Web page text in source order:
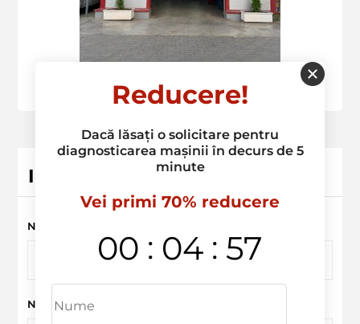
Inregistrarea serviciului
Nume Prenume
Numar de telefon
Reducere!
Dacă lăsați o solicitare pentru
diagnosticarea mașinii în decurs de 5
minute
Vei primi 70% reducere
00 : 04 : 57